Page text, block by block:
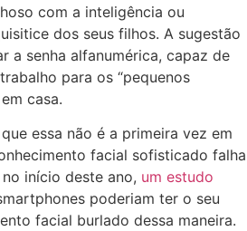
com a inteligência ou
dos seus filhos. A sugestão
a senha alfanumérica, capaz de
para os “pequenos
casa.
essa não é a primeira vez em
facial sofisticado falha
início deste ano, um estudo
poderiam ter o seu
facial burlado dessa maneira.